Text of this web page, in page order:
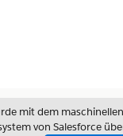
mit dem maschinellen
von Salesforce